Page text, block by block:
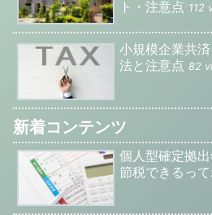
ト・注意点 112
小規模企業共
法と注意点 82
新着コンテンツ
個人型確定拠
節税できるっ